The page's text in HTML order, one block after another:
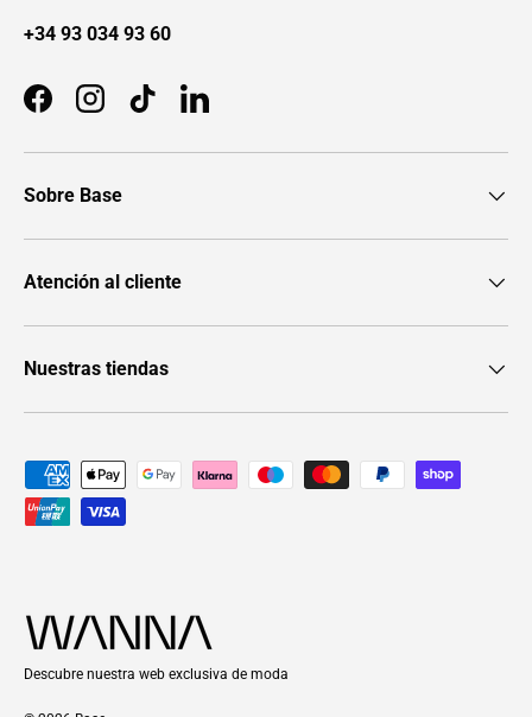
+34 93 034 93 60
FacebookInstagramTikTokLinkedIn
Sobre Base
Atención al cliente
Nuestras tiendas
Formas de pago aceptadas
Descubre nuestra web exclusiva de moda